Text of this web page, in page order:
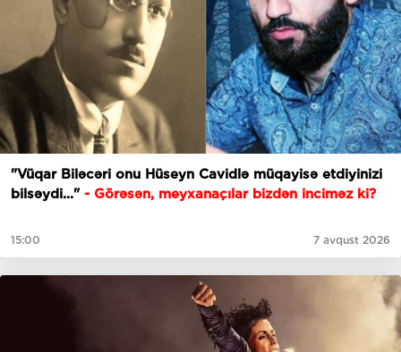
"Vüqar Biləcəri onu Hüseyn Cavidlə müqayisə etdiyinizi
bilsəydi..." - Görəsən, meyxanaçılar bizdən inciməz ki?
15:00 7 avqust 2026